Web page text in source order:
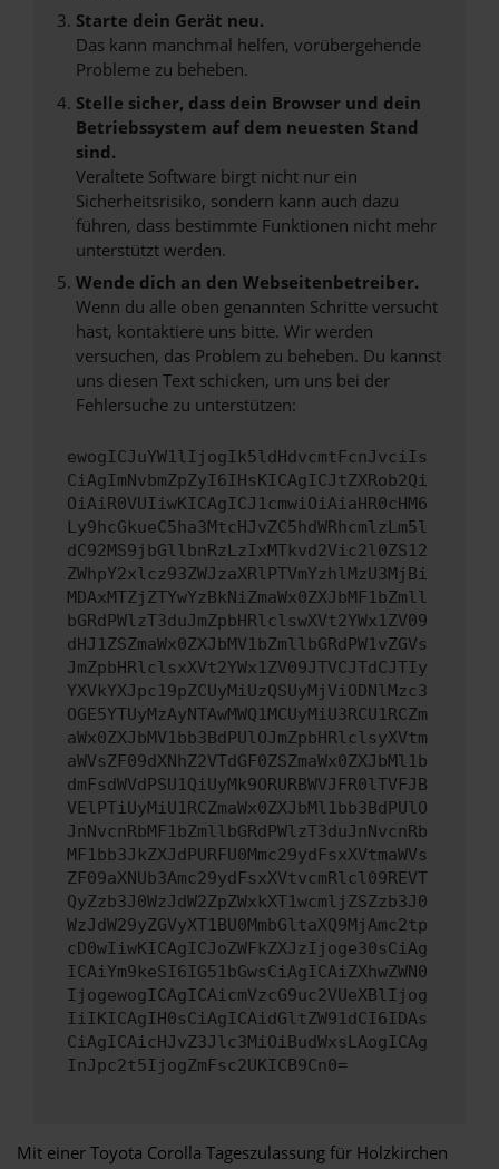
Starte dein Gerät neu.
Das kann manchmal helfen, vorübergehende
Probleme zu beheben.
Stelle sicher, dass dein Browser und dein
Betriebssystem auf dem neuesten Stand
sind.
Veraltete Software birgt nicht nur ein
Sicherheitsrisiko, sondern kann auch dazu
führen, dass bestimmte Funktionen nicht mehr
unterstützt werden.
Wende dich an den Webseitenbetreiber.
Wenn du alle oben genannten Schritte versucht
hast, kontaktiere uns bitte. Wir werden
versuchen, das Problem zu beheben. Du kannst
uns diesen Text schicken, um uns bei der
Fehlersuche zu unterstützen:
ewogICJuYW1lIjogIk5ldHdvcmtFcnJvciIs
CiAgImNvbmZpZyI6IHsKICAgICJtZXRob2Qi
OiAiR0VUIiwKICAgICJ1cmwiOiAiaHR0cHM6
Ly9hcGkueC5ha3MtcHJvZC5hdWRhcmlzLm5l
dC92MS9jbGllbnRzLzIxMTkvd2Vic2l0ZS12
ZWhpY2xlcz93ZWJzaXRlPTVmYzhlMzU3MjBi
MDAxMTZjZTYwYzBkNiZmaWx0ZXJbMF1bZmll
bGRdPWlzT3duJmZpbHRlclswXVt2YWx1ZV09
dHJ1ZSZmaWx0ZXJbMV1bZmllbGRdPW1vZGVs
JmZpbHRlclsxXVt2YWx1ZV09JTVCJTdCJTIy
YXVkYXJpc19pZCUyMiUzQSUyMjViODNlMzc3
OGE5YTUyMzAyNTAwMWQ1MCUyMiU3RCU1RCZm
aWx0ZXJbMV1bb3BdPUlOJmZpbHRlclsyXVtm
aWVsZF09dXNhZ2VTdGF0ZSZmaWx0ZXJbMl1b
dmFsdWVdPSU1QiUyMk9ORURBWVJFR0lTVFJB
VElPTiUyMiU1RCZmaWx0ZXJbMl1bb3BdPUlO
JnNvcnRbMF1bZmllbGRdPWlzT3duJnNvcnRb
MF1bb3JkZXJdPURFU0Mmc29ydFsxXVtmaWVs
ZF09aXNUb3Amc29ydFsxXVtvcmRlcl09REVT
QyZzb3J0WzJdW2ZpZWxkXT1wcmljZSZzb3J0
WzJdW29yZGVyXT1BU0MmbGltaXQ9MjAmc2tp
cD0wIiwKICAgICJoZWFkZXJzIjoge30sCiAg
ICAiYm9keSI6IG51bGwsCiAgICAiZXhwZWN0
IjogewogICAgICAicmVzcG9uc2VUeXBlIjog
IiIKICAgIH0sCiAgICAidGltZW91dCI6IDAs
CiAgICAicHJvZ3Jlc3MiOiBudWxsLAogICAg
InJpc2t5IjogZmFsc2UKICB9Cn0=
Mit einer Toyota Corolla Tageszulassung für Holzkirchen